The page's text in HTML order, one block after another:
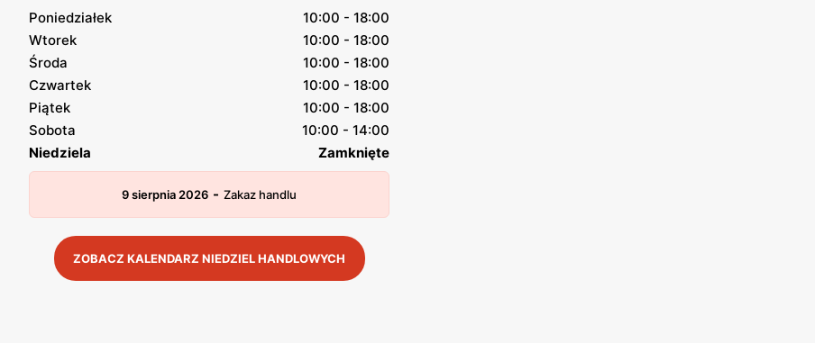
Poniedziałek
10:00 - 18:00
Wtorek
10:00 - 18:00
Środa
10:00 - 18:00
Czwartek
10:00 - 18:00
Piątek
10:00 - 18:00
Sobota
10:00 - 14:00
Niedziela
Zamknięte
9 sierpnia 2026 - Zakaz handlu
ZOBACZ KALENDARZ NIEDZIEL HANDLOWYCH